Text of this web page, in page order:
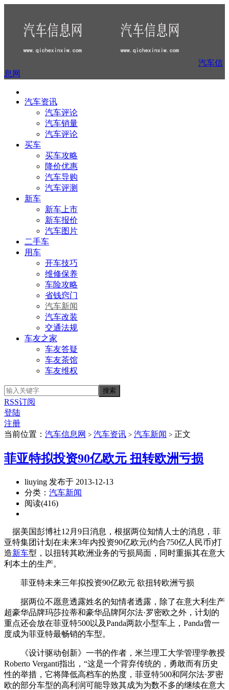
汽车信
息网
汽车资讯
汽车评论
汽车销量
汽车评论
买车
买车攻略
降价优惠
汽车导购
汽车评测
新车
新车上市
新车报价
汽车图片
二手车
用车
开车技巧
维修保养
车险攻略
省钱窍门
汽车新闻
汽车改装
交通法规
车友之家
车友答疑
车友茶馆
车友维权
RSS订阅
登陆
注册
当前位置： 汽车信息网 > 汽车资讯 > 汽车新闻 > 正文
菲亚特拟投资90亿欧元 扭转欧洲亏损
liuying 发布于 2013-12-13
分类： 汽车新闻
阅读(416)
据美国彭博社12月9日消息，根据两位知情人士的消息，菲
亚特集团计划在未来3年内投资90亿欧元(约合750亿人民币)打
造新车型，以扭转其欧洲业务的亏损局面，同时重振其在意大
利本土的生产。
菲亚特未来三年拟投资90亿欧元 欲扭转欧洲亏损
据两位不愿意透露姓名的知情者透露，除了在意大利生产
超豪华品牌玛莎拉蒂和豪华品牌阿尔法·罗密欧之外，计划的
重点还会放在菲亚特500以及Panda两款小型车上，Panda曾一
度成为菲亚特最畅销的车型。
《设计驱动创新》一书的作者，米兰理工大学管理学教授
Roberto Verganti指出，“这是一个背弃传统的，勇敢而有历史
性的举措，它将降低高档车的热度，菲亚特500和阿尔法·罗密
欧的部分车型的高利润可能导致其成为为数不多的继续在意大